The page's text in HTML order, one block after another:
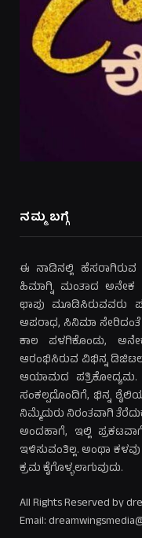
ನಮ್ಮ ಬಗ್ಗೆ
ಈ ನಾಡಿನಲ್ಲಿ
ಹಿಮಾಗ್ನಿ ಮಂತಾದ ಅನೇಕ
ಛಾಪು ಮೂಡಿಸಿರುವವರು
ಅಪರಾಧ, ಸಿನಿಮಾ ಸೇರಿದಂತೆ
ಕಾಲ ಪಳಗಿಕೊಂಡು,
ಆರಂಭಿಸಿರುವ ವಿಭಿನ್ನ
ಆಯಾಮದ ಪತ್ರಿಕೋದ್ಯಮ.
ಸಂಕಲ್ಪದೊಂದಿಗೆ, ಭಿನ್ನ
ನಿಮ್ಮೆದುರು ನಿರಂತವಾಗಿ
ಅಂದಹಾಗೆ, ಇಲ್ಲಿ
ಇಳಿಸುವಂತಿಲ್ಲ. ಅಂಥಾ
ಕ್ರಮ ಕೈಗೊಳ್ಳಲಾಗುವುದು.
All Rights Reserved by
Email: